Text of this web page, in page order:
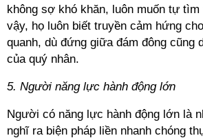
không sợ khó khăn, luôn muốn tự
vậy, họ luôn biết truyền cảm hứng
quanh, dù đứng giữa đám đông cũng
của quý nhân.
5. Người năng lực hành động lớn
Người có năng lực hành động lớn là
nghĩ ra biện pháp liền nhanh chóng